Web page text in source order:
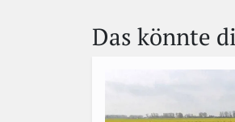
h
u
ig
Das könnte